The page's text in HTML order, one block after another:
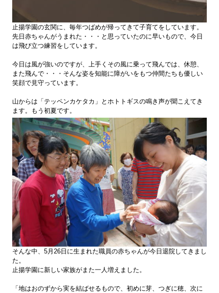
止揚学園の玄関に、毎年つばめが帰ってきて子育てをしています。
先日赤ちゃんがうまれた・・・と思っていたのに早いもので、今日
は飛び立つ練習をしています。
今日は風が強いのですが、上手くその風に乗って飛んでは、休憩、
また飛んで・・・そんな姿を知能に障がいをもつ仲間たちも優しい
笑顔で見守っています。
山からは「テッペンカケタカ」とホトトギスの鳴き声が聞こえてき
ます。もう初夏です。
そんな中、5月26日に生まれた職員の赤ちゃんが今日退院してきまし
た。
止揚学園に新しい家族がまた一人増えました。
「地はおのずから実を結ばせるもので、初めに芽、つぎに穂、次に